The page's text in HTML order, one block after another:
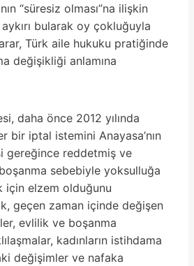
“süresiz olması”na ilişkin
bularak oy çokluğuyla
Türk aile hukuku pratiğinde
değişikliği anlamına
daha önce 2012 yılında
bir iptal istemini Anayasa’nın
gereğince reddetmiş ve
sebebiyle yoksulluğa
için elzem olduğunu
geçen zaman içinde değişen
evlilik ve boşanma
kadınların istihdama
değişimler ve nafaka